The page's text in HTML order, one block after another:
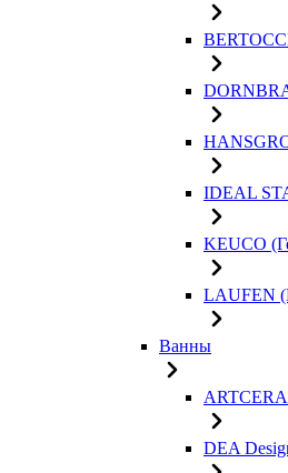
IDEAL
KEUCO
LAUFEN
Ванны
DEA